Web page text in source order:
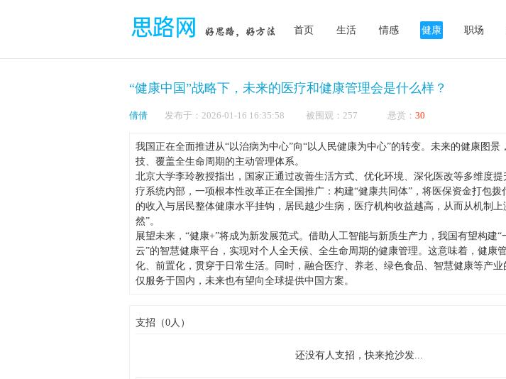
首页 生活 情感 健康 职场
“健康中国”战略下，未来的医疗和健康管理会是什么样？
倩倩 发布于：2026-01-16 16:35:58 被围观：257 悬赏： 30
我国正在全面推进从“以治病为中心”向“以人民健康为中心”的转变。未来的健康图景
技、覆盖全生命周期的主动管理体系。
北京大学李玲教授指出，国家正通过改善生活方式、优化环境、深化医改等多维度提
疗系统内部，一项根本性改革正在全国推广：构建“健康共同体”，将医保资金打包拨
的收入与居民整体健康水平挂钩，居民越少生病，医疗机构收益越高，从而从机制上
然”。
展望未来，“健康+”将成为新发展范式。借助人工智能与新质生产力，我国有望构建“
云”的智慧健康平台，实现对个人全天候、全生命周期的健康管理。这意味着，健康
化、前置化，贯穿于日常生活。同时，融合医疗、养老、绿色食品、智慧健康等产业
仅服务于国内，未来也有望向全球提供中国方案。
支招（0人）
还没有人支招，快来抢沙发...